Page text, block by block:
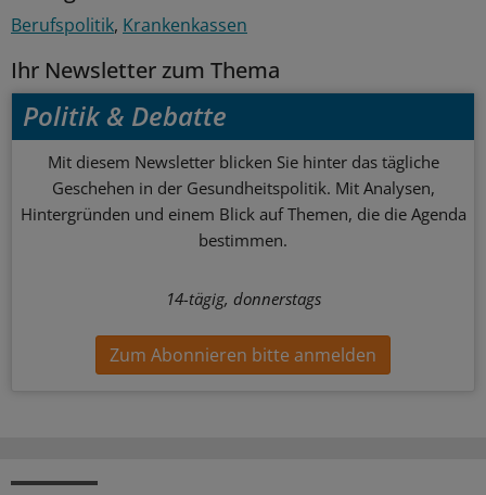
Berufspolitik Krankenkassen
Ihr Newsletter zum Thema
Politik & Debatte
Mit diesem Newsletter blicken Sie hinter das tägliche
Geschehen in der Gesundheitspolitik. Mit Analysen,
Hintergründen und einem Blick auf Themen, die die Agenda
bestimmen.
14-tägig, donnerstags
Zum Abonnieren bitte anmelden